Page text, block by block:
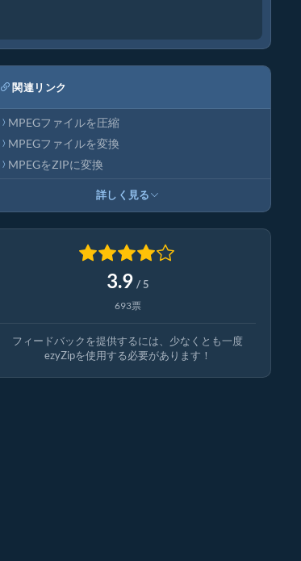
関連リンク
MPEGファイルを圧縮
MPEGファイルを変換
MPEGをZIPに変換
詳しく見る
3.9 / 5
693票
フィードバックを提供するには、少なくとも一度
ezyZipを使用する必要があります！